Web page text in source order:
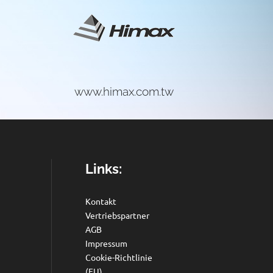
www.himax.com.tw
Links:
Kontakt
Vertriebspartner
AGB
Impressum
Cookie-Richtlinie